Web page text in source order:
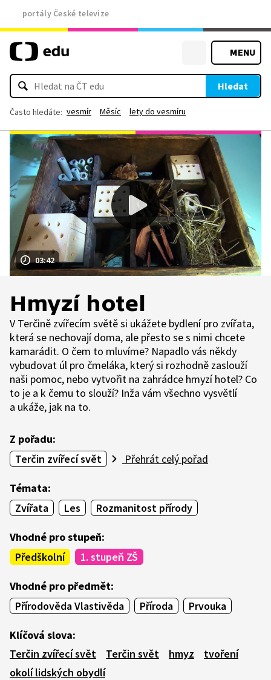
portály České televize
MENU
Hledat
Často hledáte: vesmír Měsíc lety do vesmíru
03:42
Hmyzí hotel
V Terčině zvířecím světě si ukážete bydlení pro zvířata,
která se nechovají doma, ale přesto se s nimi chcete
kamarádit. O čem to mluvíme? Napadlo vás někdy
vybudovat úl pro čmeláka, který si rozhodně zaslouží
naši pomoc, nebo vytvořit na zahrádce hmyzí hotel? Co
to je a k čemu to slouží? Inža vám všechno vysvětlí
a ukáže, jak na to.
Z pořadu:
Terčin zvířecí svět
Přehrát celý pořad
Témata:
Zvířata
Les Rozmanitost přírody
Vhodné pro stupeň:
Předškolní
1. stupeň ZŠ
Vhodné pro předmět:
Přírodověda Vlastivěda
Příroda Prvouka
Klíčová slova:
Terčin zvířecí svět
Terčin svět hmyz
tvoření
okolí lidských obydlí